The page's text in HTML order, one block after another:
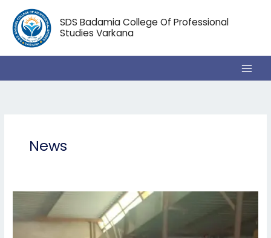
content
SDS Badamia College Of Professional
Studies Varkana
News
विज्ञान